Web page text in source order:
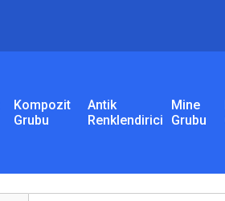
Kompozit
Grubu
Antik
Renklendirici
Mine
Grubu